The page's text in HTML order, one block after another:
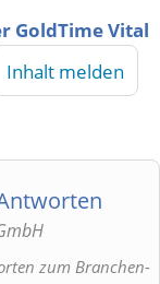
GoldTime Vital
Inhalt melden
zum Branchen-